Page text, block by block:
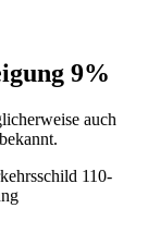
9%
auch
110-